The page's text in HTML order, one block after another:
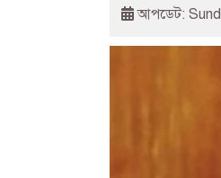
আপডেট: